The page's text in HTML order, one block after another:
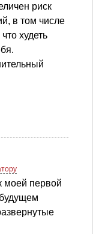
риск
в том числе
худеть
моей первой